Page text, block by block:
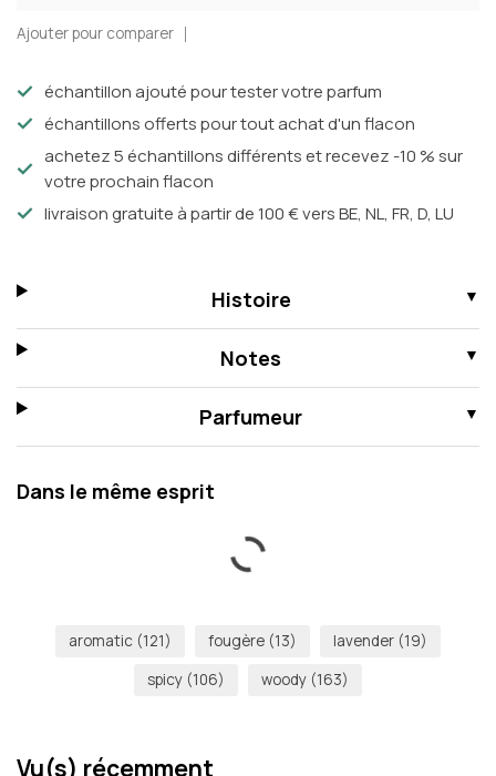
Ajouter pour comparer
échantillon ajouté pour tester votre parfum
échantillons offerts pour tout achat d'un flacon
achetez 5 échantillons différents et recevez -10 % sur
votre prochain flacon
livraison gratuite à partir de 100 € vers BE, NL, FR, D, LU
Histoire
Notes
Parfumeur
Dans le même esprit
aromatic (121) fougère (13) lavender (19)
spicy (106) woody (163)
Vu(s) récemment